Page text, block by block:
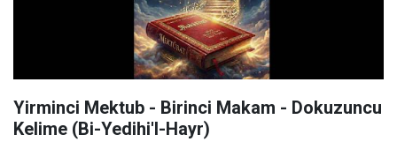
Yirminci Mektub - Birinci Makam - Dokuzuncu
Kelime (Bi-Yedihi'l-Hayr)